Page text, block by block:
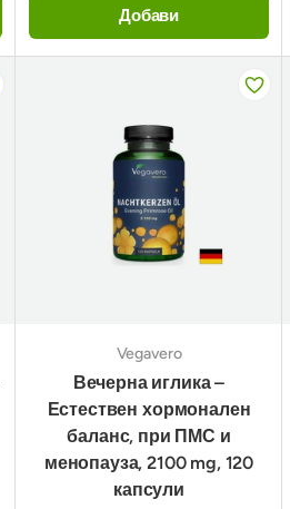
Добави
Vegavero
Вечерна иглика –
Естествен хормонален
баланс, при ПМС и
менопауза, 2100 mg, 120
капсули